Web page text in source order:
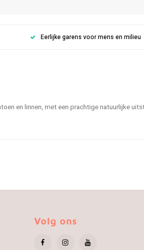
Eerlijke garens voor mens en milieu
en linnen, met een prachtige natuurlijke
Volg ons